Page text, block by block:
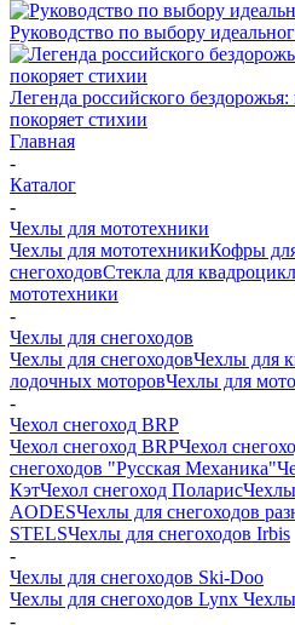
Руководство по выбору
Легенда российского
покоряет стихии
Главная
-
Каталог
-
Чехлы для мототехники
Чехлы для мототехникиКофры
снегоходовСтекла для
мототехники
-
Чехлы для снегоходов
Чехлы для снегоходовЧехлы для
лодочных моторовЧехлы для
-
Чехол снегоход BRP
Чехол снегоход BRPЧехол
снегоходов "Русская Механика"
КэтЧехол снегоход Поларис
AODESЧехлы для снегоходов
STELSЧехлы для снегоходов Irbis
-
Чехлы для снегоходов Ski-Doo
Чехлы для снегоходов Lynx
-